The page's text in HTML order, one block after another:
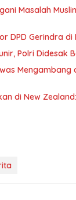
Masalah
DPD Gerindra di
Polri Didesak
Mengambang
di New